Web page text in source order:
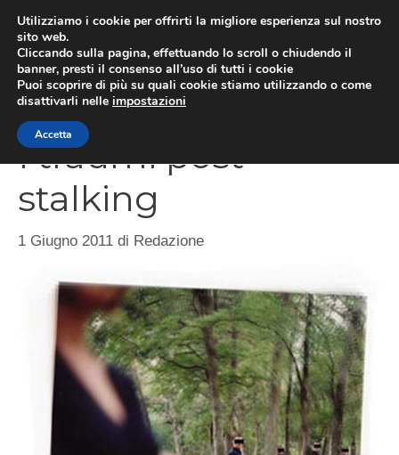
contenuto
I traumi post
stalking
1 Giugno 2011 di Redazione
Utilizziamo i cookie per offrirti la migliore esperienza sul nostro
sito web.
Cliccando sulla pagina, effettuando lo scroll o chiudendo il
banner, presti il consenso all’uso di tutti i cookie
Puoi scoprire di più su quali cookie stiamo utilizzando o come
disattivarli nelle impostazioni
Accetta